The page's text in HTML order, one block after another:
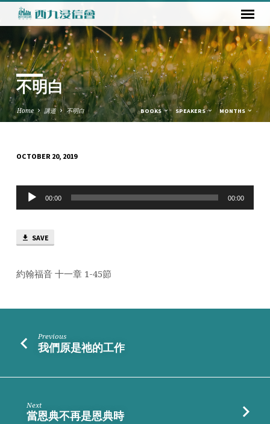
不明白
Home 講道 不明白 BOOKS SPEAKERS MONTHS
明
白
OCTOBER 20, 2019
Audio
Player
00:00 00:00
SAVE
約翰福音 十一章 1-45節
Previous
我們原是祂的工作
Next
當恩典不再是恩典時